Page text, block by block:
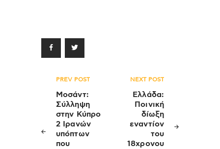
Πλοήγηση
άρθρων
PREV POST
Μοσάντ:
Σύλληψη
στην Κύπρο
2 Ιρανών
υπόπτων
που
NEXT POST
Ελλάδα:
Ποινική
δίωξη
εναντίον
του
18χρονου